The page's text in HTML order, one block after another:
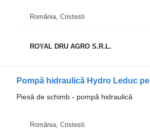
România, Cristesti
ROYAL DRU AGRO S.R.L.
Pompă hidraulică Hydro Leduc
Piesă de schimb - pompă hidraulică
România, Cristesti